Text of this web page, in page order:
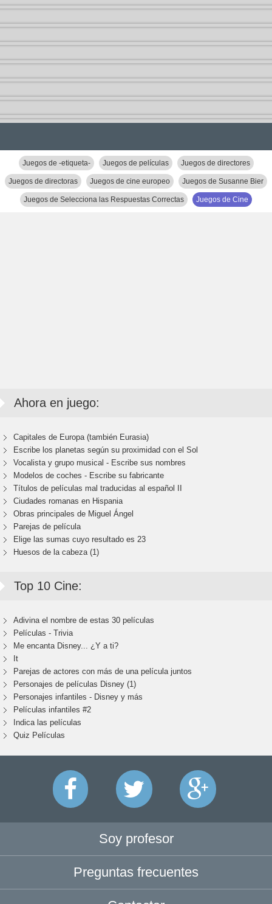
Juegos de -etiqueta- Juegos de películas Juegos de directores
Juegos de directoras Juegos de cine europeo Juegos de Susanne Bier
Juegos de Selecciona las Respuestas Correctas Juegos de Cine
Ahora en juego:
Capitales de Europa (también Eurasia)
Escribe los planetas según su proximidad con el Sol
Vocalista y grupo musical - Escribe sus nombres
Modelos de coches - Escribe su fabricante
Títulos de películas mal traducidas al español II
Ciudades romanas en Hispania
Obras principales de Miguel Ángel
Parejas de película
Elige las sumas cuyo resultado es 23
Huesos de la cabeza (1)
Top 10 Cine:
Adivina el nombre de estas 30 películas
Películas - Trivia
Me encanta Disney... ¿Y a ti?
It
Parejas de actores con más de una película juntos
Personajes de películas Disney (1)
Personajes infantiles - Disney y más
Películas infantiles #2
Indica las películas
Quiz Películas
Soy profesor
Preguntas frecuentes